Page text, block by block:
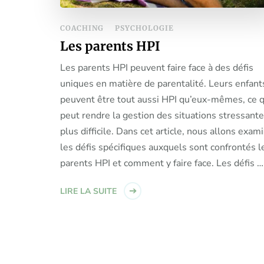
COACHING PSYCHOLOGIE
Les parents HPI
Les parents HPI peuvent faire face à des défis
uniques en matière de parentalité. Leurs
peuvent être tout aussi HPI qu’eux-mêmes, ce
peut rendre la gestion des situations
plus difficile. Dans cet article, nous allons
les défis spécifiques auxquels sont confrontés
parents HPI et comment y faire face. Les défis …
LIRE LA SUITE